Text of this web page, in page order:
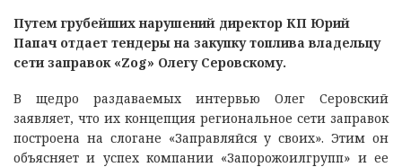
Путем грубейших нарушений директор КП Юрий
Папач отдает тендеры на закупку топлива владельцу
сети заправок «Zog» Олегу Серовскому.
В щедро раздаваемых интервью Олег Серовский
заявляет, что их концепция региональное сети заправок
построена на слогане «Заправляйся у своих». Этим он
объясняет и успех компании «Запорожоилгрупп» и ее